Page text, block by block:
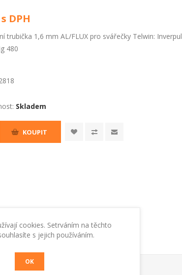
DPH
trubička 1,6 mm AL/FLUX pro svářečky Telwin:
480
Skladem
KOUPIT
cookies. Setrváním na těchto
s jejich používáním.
OK